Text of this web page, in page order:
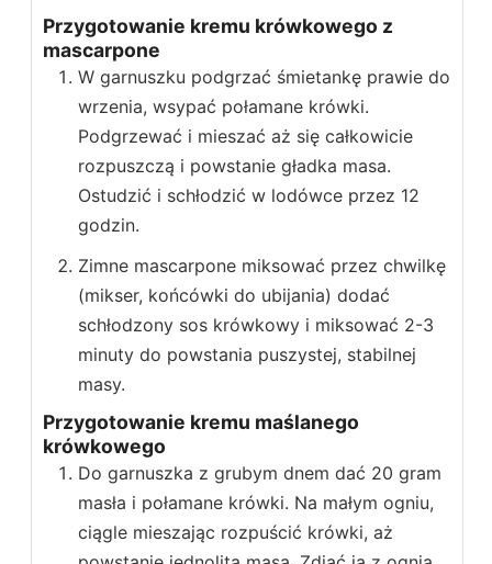
Przygotowanie kremu krówkowego z
mascarpone
W garnuszku podgrzać śmietankę prawie do
wrzenia, wsypać połamane krówki.
Podgrzewać i mieszać aż się całkowicie
rozpuszczą i powstanie gładka masa.
Ostudzić i schłodzić w lodówce przez 12
godzin.
Zimne mascarpone miksować przez chwilkę
(mikser, końcówki do ubijania) dodać
schłodzony sos krówkowy i miksować 2-3
minuty do powstania puszystej, stabilnej
masy.
Przygotowanie kremu maślanego
krówkowego
Do garnuszka z grubym dnem dać 20 gram
masła i połamane krówki. Na małym ogniu,
ciągle mieszając rozpuścić krówki, aż